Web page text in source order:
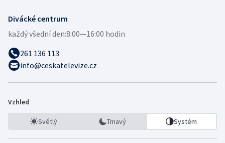
Divácké centrum
každý všední den:8:00—16:00 hodin
261 136 113
info@ceskatelevize.cz
Vzhled
Světlý Tmavý Systém